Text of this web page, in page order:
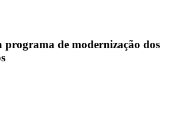
programa de modernização dos